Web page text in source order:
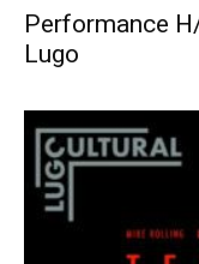
Performance
Lugo